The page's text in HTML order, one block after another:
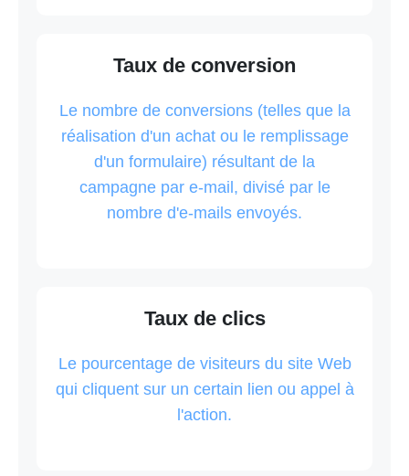
Taux de conversion
Le nombre de conversions (telles que la
réalisation d'un achat ou le remplissage
d'un formulaire) résultant de la
campagne par e-mail, divisé par le
nombre d'e-mails envoyés.
Taux de clics
Le pourcentage de visiteurs du site Web
qui cliquent sur un certain lien ou appel à
l'action.